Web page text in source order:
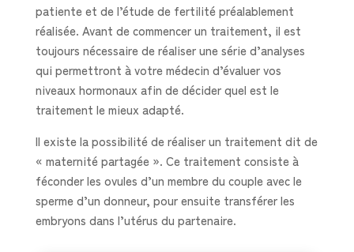
patiente et de l’étude de fertilité préalablement
réalisée. Avant de commencer un traitement, il est
toujours nécessaire de réaliser une série d’analyses
qui permettront à votre médecin d’évaluer vos
niveaux hormonaux afin de décider quel est le
traitement le mieux adapté.
Il existe la possibilité de réaliser un traitement dit de
« maternité partagée ». Ce traitement consiste à
féconder les ovules d’un membre du couple avec le
sperme d’un donneur, pour ensuite transférer les
embryons dans l’utérus du partenaire.